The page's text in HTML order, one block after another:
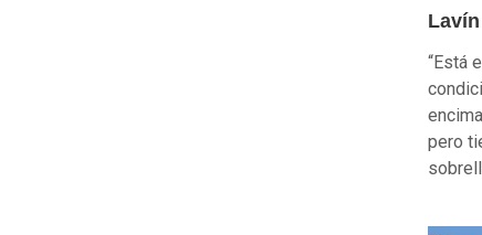
“Está
pero